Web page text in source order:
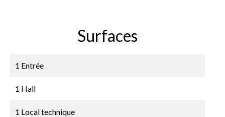
Surfaces
1 Entrée
1 Hall
1 Local technique